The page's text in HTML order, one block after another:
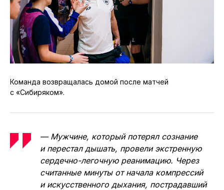
Команда возвращалась домой после матчей
с «Сибиряком».
— Мужчине, который потерял сознание
и перестал дышать, провели экстренную
сердечно-легочную реанимацию. Через
считанные минуты от начала компрессий
и искусственного дыхания, пострадавший